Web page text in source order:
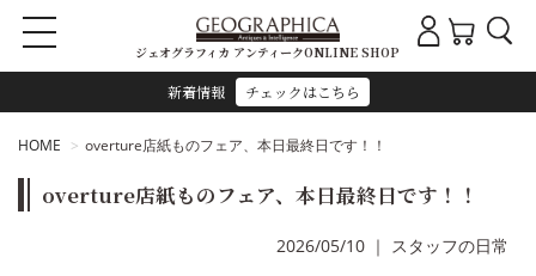
新着情報 チェックはこちら
ジェオグラフィカ アンティークONLINE SHOP
HOME overture店紙ものフェア、本日最終日です！！
overture店紙ものフェア、本日最終日です！！
2026/05/10 ｜ スタッフの日常